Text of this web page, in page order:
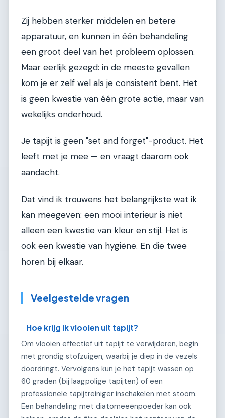
Zij hebben sterker middelen en betere
apparatuur, en kunnen in één behandeling
een groot deel van het probleem oplossen.
Maar eerlijk gezegd: in de meeste gevallen
kom je er zelf wel als je consistent bent. Het
is geen kwestie van één grote actie, maar van
wekelijks onderhoud.
Je tapijt is geen "set and forget"-product. Het
leeft met je mee — en vraagt daarom ook
aandacht.
Dat vind ik trouwens het belangrijkste wat ik
kan meegeven: een mooi interieur is niet
alleen een kwestie van kleur en stijl. Het is
ook een kwestie van hygiëne. En die twee
horen bij elkaar.
Veelgestelde vragen
Hoe krijg ik vlooien uit tapijt?
Om vlooien effectief uit tapijt te verwijderen, begin
met grondig stofzuigen, waarbij je diep in de vezels
doordringt. Vervolgens kun je het tapijt wassen op
60 graden (bij laagpolige tapijten) of een
professionele tapijtreiniger inschakelen met stoom.
Een behandeling met diatomeeënpoeder kan ook